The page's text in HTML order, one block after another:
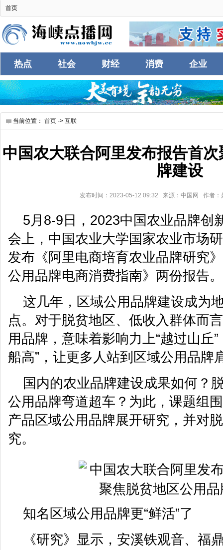
首页
热点 社会 财经 消费 企业
互联
当前位置： 首页 -> 互联
中国农大联合阿里发布报告首
牌建设
发布时间：2023-05-12 09:32 来源：中国网 作者
5月8-9日，2023中国农业品牌创
会上，中国农业大学国家农业市场
发布《阿里电商培育农业品牌研究
公用品牌电商消费指南》两份报告。
这几年，区域公用品牌建设成为
点。对于脱贫地区、低收入群体而
用品牌，意味着影响力上“越过山丘
船高”，让更多人站到区域公用品牌
国内的农业品牌建设成果如何？
公用品牌弯道超车？为此，课题组
产品区域公用品牌展开研究，并对
究。
知名区域公用品牌更“鲜活”了
《研究》显示，安溪铁观音、福